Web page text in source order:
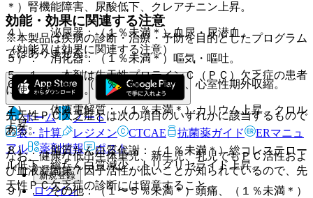
＊）腎機能障害、尿酸低下、クレアチニン上昇。
４）． 泌尿器：（１％未満＊）血尿・尿潜血。
５）． 消化器：（１％未満＊）嘔気・嘔吐。
６）． 心臓：（１％未満＊）動悸、心室性期外収縮。
７）． 体液電解質：（１％未満＊）カリウム上昇、クロル
上昇。
８）． 脂質たん白質代謝：（１％未満＊）総コレステロー
ル低下、総たん白質減少、トリグリセライド上昇。
９）． その他：（１〜５％未満＊）頭痛、（１％未満＊）
効能・効果に関連する注意
（効能又は効果に関連する注意）
５．１． 本剤は先天性プロテインＣ（ＰＣ）欠乏症の患者
に使用すること。
先天性ＰＣ欠乏症とは次の項目のいずれかに該当するもので
ある。
なお、健康な低出生体重児、新生児、乳児でもＰＣ活性およ
び血液凝固第７因子活性が低いことが知られているので、先
天性ＰＣ欠乏症の診断には留意すること。
※本製品は疾病の診断・治療・予防を目的としたプログラム
ではありません。
ホーム
ノート
表・計算
レジメン CTCAE 抗菌薬ガイド
ERマニュ
アル
薬剤情報 ポスト
新規登録
ログイン